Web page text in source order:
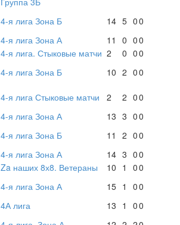
4-я лига Зона Б 14 5 00
4-я лига Зона А 11 0 00
4-я лига. Стыковые матчи 2 0 00
4-я лига Зона Б 10 2 00
4-я лига Стыковые матчи 2 2 00
4-я лига Зона А 13 3 00
4-я лига Зона Б 11 2 00
4-я лига Зона А 14 3 00
Za наших 8х8. Ветераны 10 1 00
4-я лига Зона А 15 1 00
4А лига 13 1 00